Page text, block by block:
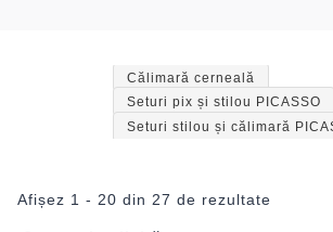
Afișez 1 - 20 din 27 de rezultate
Călimară cerneală
Seturi pix și stilou PICASSO
Seturi stilou și călimară